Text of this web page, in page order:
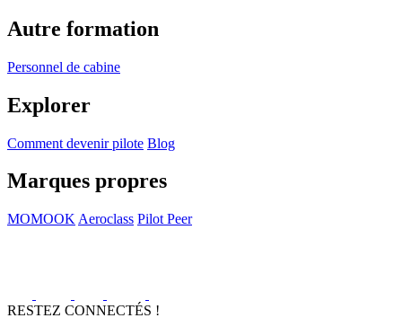
Autre formation
Personnel de cabine
Explorer
Comment devenir pilote Blog
Marques propres
MOMOOK Aeroclass Pilot Peer
RESTEZ CONNECTÉS !